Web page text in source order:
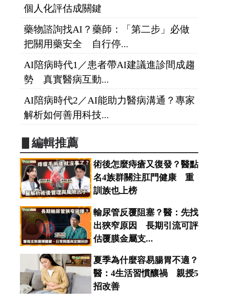
個人化評估成關鍵
藥物諮詢找AI？藥師：「第二步」必做
把關用藥安全 自行停...
AI陪病時代1／患者帶AI建議進診間成趨
勢 真實醫病互動...
AI陪病時代2／AI能助力醫病溝通？專家
解析如何善用科技...
▋編輯推薦
術後怎麼痔瘡又復發？醫點
名4族群關注肛門健康 重
訓族也上榜
輸尿管反覆阻塞？醫：先找
出狹窄原因 長期引流可評
估覆膜金屬支...
夏季為什麼容易腸胃不適？
醫：4生活習慣釀禍 親授5
招改善